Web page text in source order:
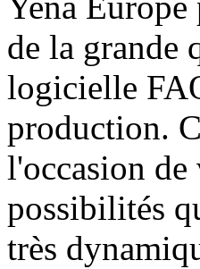
de la grande
logicielle
production.
l'occasion
possibilités
très